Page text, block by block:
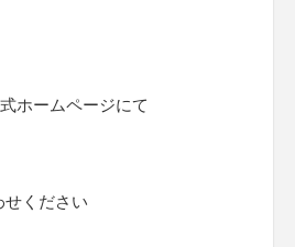
ホームページにて
せください